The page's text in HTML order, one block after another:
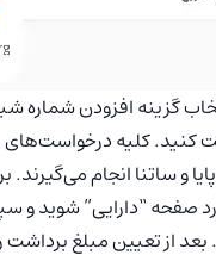
گزینه افزودن شماره
کنید. کلیه
و ساتنا انجام
صفحه “دارایی” شوید و
بعد از تعیین مبلغ